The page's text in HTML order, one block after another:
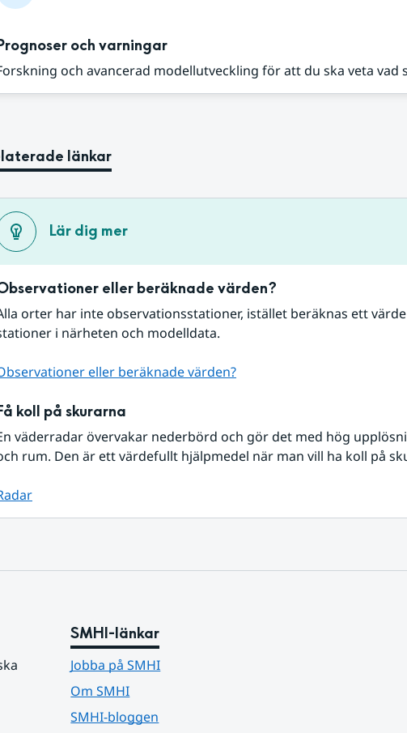
och varningar
och avancerad modellutveckling för att du ska veta vad
länkar
Lär dig mer
eller beräknade värden?
orter har inte observationsstationer, istället beräknas ett
i närheten och modelldata.
eller beräknade värden?
koll på skurarna
väderradar övervakar nederbörd och gör det med hög
rum. Den är ett värdefullt hjälpmedel när man vill ha koll på
SMHI-länkar
Jobba på SMHI
Om SMHI
SMHI-bloggen